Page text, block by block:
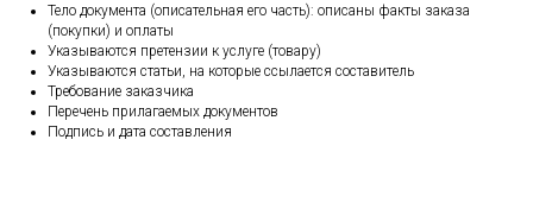
Тело документа (описательная его часть): описаны факты заказа
(покупки) и оплаты
Указываются претензии к услуге (товару)
Указываются статьи, на которые ссылается составитель
Требование заказчика
Перечень прилагаемых документов
Подпись и дата составления